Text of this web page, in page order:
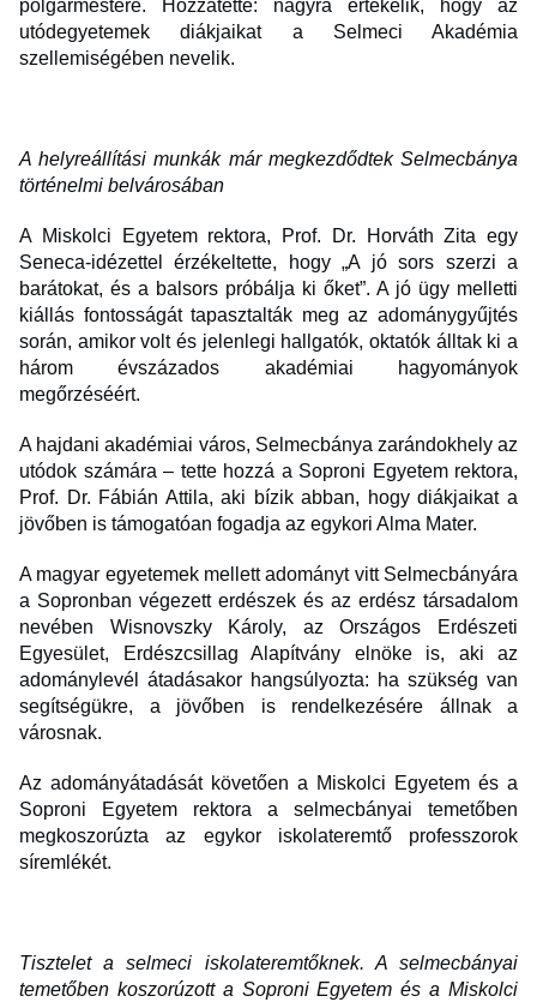
polgármestere. Hozzátette: nagyra értékelik, hogy az
utódegyetemek diákjaikat a Selmeci Akadémia
szellemiségében nevelik.
A helyreállítási munkák már megkezdődtek Selmecbánya
történelmi belvárosában
A Miskolci Egyetem rektora, Prof. Dr. Horváth Zita egy
Seneca-idézettel érzékeltette, hogy „A jó sors szerzi a
barátokat, és a balsors próbálja ki őket”. A jó ügy melletti
kiállás fontosságát tapasztalták meg az adománygyűjtés
során, amikor volt és jelenlegi hallgatók, oktatók álltak ki a
három évszázados akadémiai hagyományok
megőrzéséért.
A hajdani akadémiai város, Selmecbánya zarándokhely az
utódok számára – tette hozzá a Soproni Egyetem rektora,
Prof. Dr. Fábián Attila, aki bízik abban, hogy diákjaikat a
jövőben is támogatóan fogadja az egykori Alma Mater.
A magyar egyetemek mellett adományt vitt Selmecbányára
a Sopronban végezett erdészek és az erdész társadalom
nevében Wisnovszky Károly, az Országos Erdészeti
Egyesület, Erdészcsillag Alapítvány elnöke is, aki az
adománylevél átadásakor hangsúlyozta: ha szükség van
segítségükre, a jövőben is rendelkezésére állnak a
városnak.
Az adományátadását követően a Miskolci Egyetem és a
Soproni Egyetem rektora a selmecbányai temetőben
megkoszorúzta az egykor iskolateremtő professzorok
síremlékét.
Tisztelet a selmeci iskolateremtőknek. A selmecbányai
temetőben koszorúzott a Soproni Egyetem és a Miskolci